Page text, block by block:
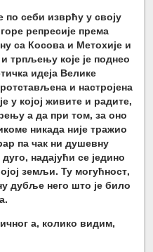
по себи изврћу у своју
репресије према
са Косова и Метохије и
трпљењу које је поднео
идеја Велике
и настројена
у којој живите и радите,
а да при том, за оно
никада није тражио
па чак ни душевну
надајући се једино
земљи. Ту могућност,
дубље него што је било
а, колико видим,